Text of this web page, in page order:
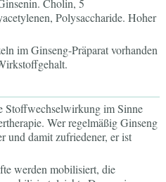
Cholin, 5
Polysaccharide. Hoher
im Ginseng-Präparat vorhanden
Stoffwechselwirkung im Sinne
Wer regelmäßig Ginseng
und damit zufriedener, er ist
werden mobilisiert, die